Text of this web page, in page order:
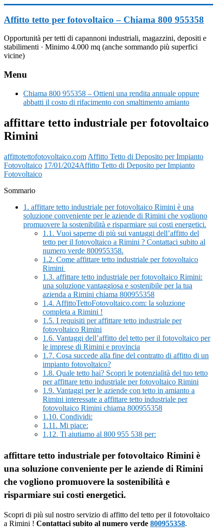
al
contenuto
Affitto tetto per fotovoltaico – Chiama 800 955358
Opportunità per tetti di capannoni industriali, magazzini, depositi e
stabilimenti · Minimo 4.000 mq (anche sommando più superfici
vicine)
Menu
Chiama 800 955358 – Ottieni una rendita annuale oppure
abbatti il costo di rifacimento con smaltimento amianto
affittare tetto industriale per fotovoltaico
Rimini
affittotettofotovoltaico.com Affitto Tetto di Deposito per Impianto
Fotovoltaico 17/01/2024Affitto Tetto di Deposito per Impianto
Fotovoltaico
Sommario
1. affittare tetto industriale per fotovoltaico Rimini è una
soluzione conveniente per le aziende di Rimini che vogliono
promuovere la sostenibilità e risparmiare sui costi energetici.
1.1. Vuoi saperne di più sui vantaggi dell’affitto del
tetto per il fotovoltaico a Rimini ? Contattaci subito al
numero verde 800955358.
1.2. Come affittare tetto industriale per fotovoltaico
Rimini
1.3. affittare tetto industriale per fotovoltaico Rimini:
una soluzione vantaggiosa e sostenibile per la tua
azienda a Rimini chiama 800955358
1.4. AffittoTettoFotovoltaico.com: la soluzione
completa a Rimini !
1.5. I requisiti per affittare tetto industriale per
fotovoltaico Rimini
1.6. Vantaggi dell’affitto del tetto per il fotovoltaico per
le imprese di Rimini e provincia
1.7. Cosa succede alla fine del contratto di affitto di un
impianto fotovoltaico?
1.8. Quale tetto hai? Scopri le potenzialità del tuo tetto
per affittare tetto industriale per fotovoltaico Rimini
1.9. Vantaggi per le aziende con tetto in amianto a
Rimini interessate a affittare tetto industriale per
fotovoltaico Rimini chiama 800955358
1.10. Condividi:
1.11. Mi piace:
1.12. Ti aiutiamo al 800 955 538 per:
affittare tetto industriale per fotovoltaico Rimini è
una soluzione conveniente per le aziende di Rimini
che vogliono promuovere la sostenibilità e
risparmiare sui costi energetici.
Scopri di più sul nostro servizio di affitto del tetto per il fotovoltaico
a Rimini ! Contattaci subito al numero verde 800955358.